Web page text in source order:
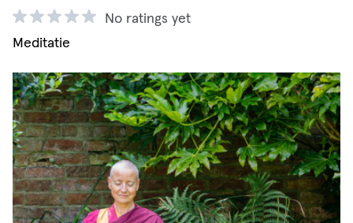
No ratings yet
Meditatie